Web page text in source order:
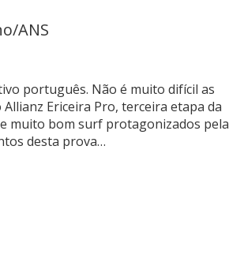
ANS
português. Não é muito difícil as
Ericeira Pro, terceira etapa da
muito bom surf protagonizados pela
desta prova…